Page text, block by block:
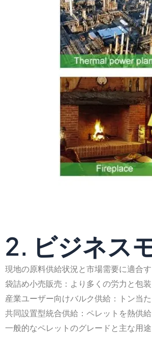
2. ビジネス
現地の原料供給状況と市場需要に適合
袋詰め小売販売：より多くの労力と包
産業ユーザー向けバルク供給：トン当
共同設置型統合供給：ペレットを熱供
一般的なペレットのグレードと主な用途